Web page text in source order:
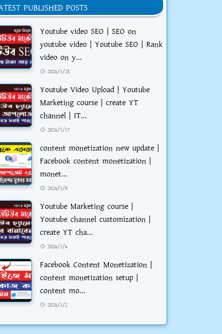
PUBLISHED POSTS
Youtube video SEO | SEO on
youtube video | Youtube SEO | Rank
video on y...
2026/1/25
Youtube Video Upload | Youtube
Marketing course | create YT
channel | IT...
2026/1/17
content monetization new update |
Facebook content monetization |
monet...
2026/1/9
Youtube Marketing course |
Youtube channel customization |
create YT cha...
2026/1/6
Facebook Content Monetization |
content monetization setup |
content mo...
2026/1/2